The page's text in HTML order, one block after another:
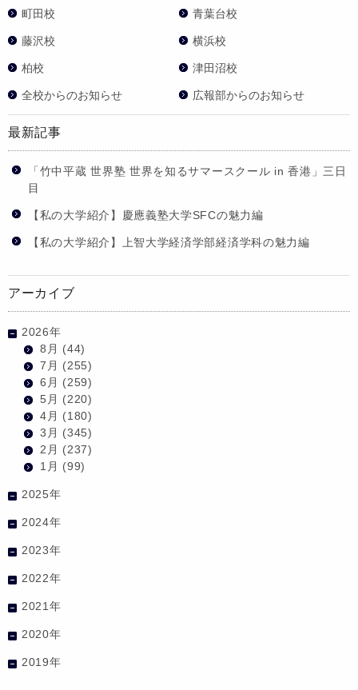
町田校 青葉台校
藤沢校 横浜校
柏校 津田沼校
全校からのお知らせ 広報部からのお知らせ
最新記事
「竹中平蔵 世界塾 世界を知るサマースクール in 香港」三日
目
【私の大学紹介】慶應義塾大学SFCの魅力編
【私の大学紹介】上智大学経済学部経済学科の魅力編
アーカイブ
2026年
8月 (44)
7月 (255)
6月 (259)
5月 (220)
4月 (180)
3月 (345)
2月 (237)
1月 (99)
2025年
2024年
2023年
2022年
2021年
2020年
2019年